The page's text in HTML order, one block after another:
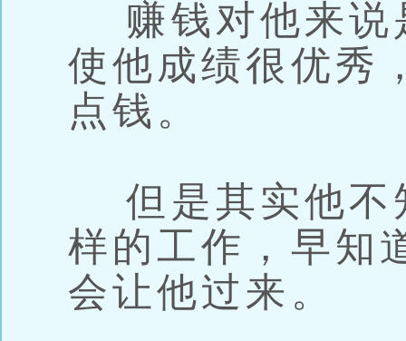
赚钱对他来说
使他成绩很优秀
点钱。
但是其实他不
样的工作，早知
会让他过来。